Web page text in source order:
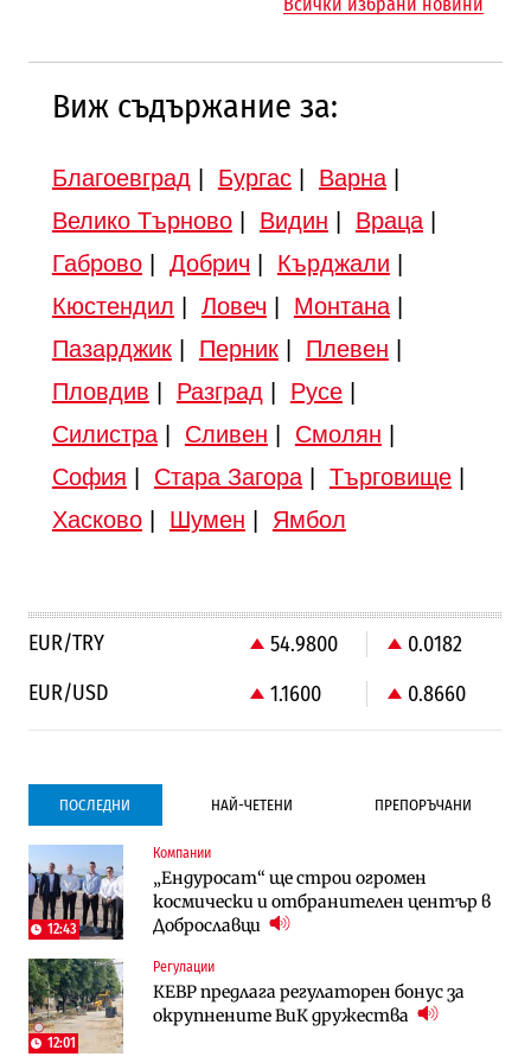
Виж съдържание за:
Благоевград | Бургас| Варна|
Велико Търново| Видин | Враца|
Габрово| Добрич | Кърджали |
Кюстендил | Ловеч | Монтана|
Пазарджик| Перник| Плевен |
Пловдив | Разград | Русе|
Силистра| Сливен | Смолян |
София | Стара Загора| Търговище|
Хасково| Шумен | Ямбол
EUR/TRY 54.9800
0.0182
EUR/USD
1.1600 0.8660
ПОСЛЕДНИ НАЙ-ЧЕТЕНИ ПРЕПОРЪЧАНИ
12:43
Компании
„Ендуросат“ ще строи огромен
космически и отбранителен център в
Доброславци
12:01
Регулации
КЕВР предлага регулаторен бонус за
окрупнените ВиК дружества
Градоустройство
Столична община избра изпълнител за
преместването на трамвайното
трасе по бул. „Скобелев“
Компании
Vivacom предлага над 150 устройства с
90% отстъпка през август
Компании
Vivacom предлага над 150 устройства с
90% отстъпка през август
To:know
Последни дни с обозначаване на цените
в лева: Какво предстои?